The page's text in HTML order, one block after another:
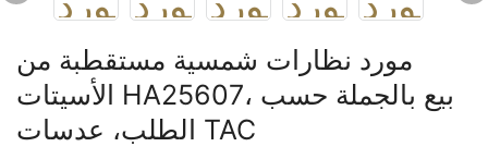
مورد نظارات شمسية مستقطبة من
الأسيتات HA25607، بيع بالجملة حسب
الطلب، عدسات TAC